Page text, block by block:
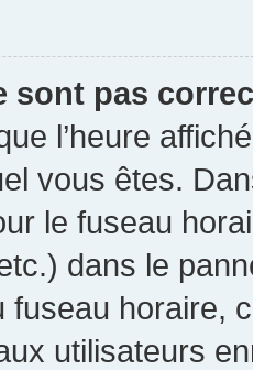
sont pas
l’heure
vous êtes.
le fuseau
dans le
fuseau horaire,
utilisateurs